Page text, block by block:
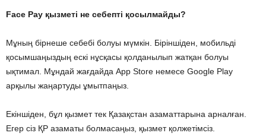
Face Pay қызметі не себепті қосылмайды?
Мұның бірнеше себебі болуы мүмкін. Біріншіден, мобильді
қосымшаңыздың ескі нұсқасы қолданылып жатқан болуы
ықтимал. Мұндай жағдайда App Store немесе Google Play
арқылы жаңартуды ұмытпаңыз.
Екіншіден, бұл қызмет тек Қазақстан азаматтарына арналған.
Егер сіз ҚР азаматы болмасаңыз, қызмет қолжетімсіз.